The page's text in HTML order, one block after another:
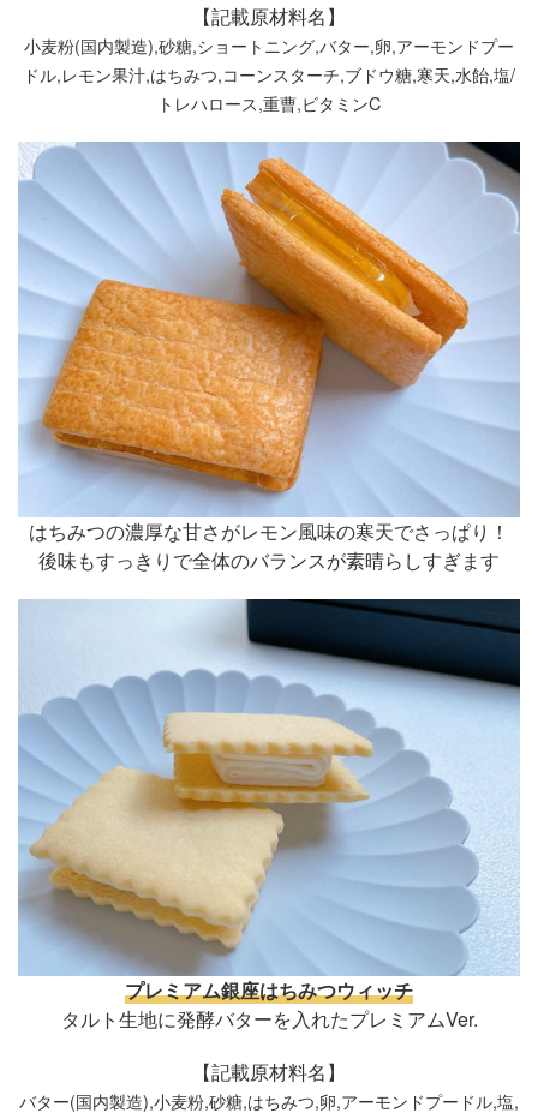
【記載原材料名】
小麦粉(国内製造),砂糖,ショートニング,バター,卵,アーモンドプー
ドル,レモン果汁,はちみつ,コーンスターチ,ブドウ糖,寒天,水飴,塩/
トレハロース,重曹,ビタミンC
はちみつの濃厚な甘さがレモン風味の寒天でさっぱり！
後味もすっきりで全体のバランスが素晴らしすぎます
プレミアム銀座はちみつウィッチ
タルト生地に発酵バターを入れたプレミアムVer.
【記載原材料名】
バター(国内製造),小麦粉,砂糖,はちみつ,卵,アーモンドプードル,塩,